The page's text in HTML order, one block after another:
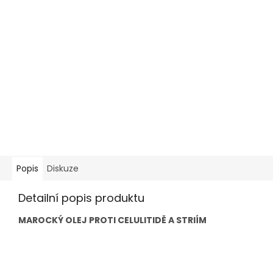
Popis Diskuze
Detailní popis produktu
MAROCKÝ OLEJ PROTI CELULITIDĚ A STRIÍM